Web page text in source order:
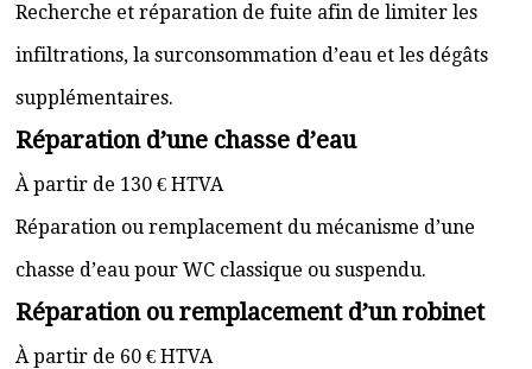
Recherche et réparation de fuite afin de limiter les
infiltrations, la surconsommation d’eau et les dégâts
supplémentaires.
Réparation d’une chasse d’eau
À partir de 130 € HTVA
Réparation ou remplacement du mécanisme d’une
chasse d’eau pour WC classique ou suspendu.
Réparation ou remplacement d’un robinet
À partir de 60 € HTVA